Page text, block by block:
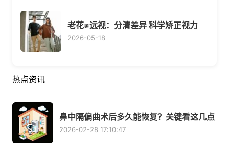
老花≠远视：分清差异 科学矫正视力
2026-05-18
热点资讯
鼻中隔偏曲术后多久能恢复？关键看这几点
2026-02-28 17:10:47